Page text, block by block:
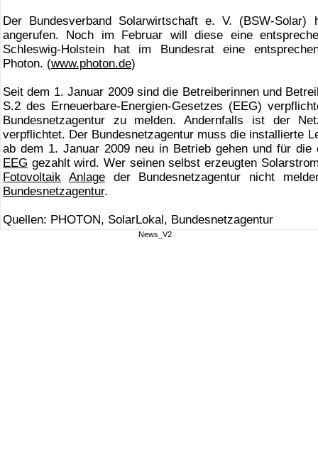
Der Bundesverband Solarwirtschaft e. V. (BSW-
angerufen. Noch im Februar will diese eine
Schleswig-Holstein hat im Bundesrat eine
Photon. (www.photon.de)
Seit dem 1. Januar 2009 sind die Betreiberinnen und
S.2 des Erneuerbare-Energien-Gesetzes (EEG)
Bundesnetzagentur zu melden. Andernfalls ist der
verpflichtet. Der Bundesnetzagentur muss die installierte
ab dem 1. Januar 2009 neu in Betrieb gehen und für
EEG gezahlt wird. Wer seinen selbst erzeugten
Fotovoltaik Anlageder Bundesnetzagentur nicht
Bundesnetzagentur.
Quellen: PHOTON, SolarLokal, Bundesnetzagentur
News_V2